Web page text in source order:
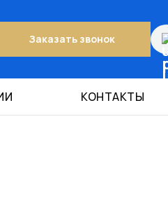
Заказать звонок
КОНТАКТЫ